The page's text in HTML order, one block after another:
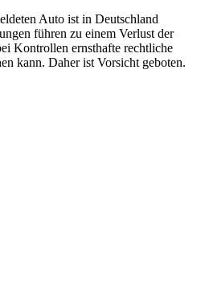
Auto ist in Deutschland
führen zu einem Verlust der
Kontrollen ernsthafte rechtliche
kann. Daher ist Vorsicht geboten.